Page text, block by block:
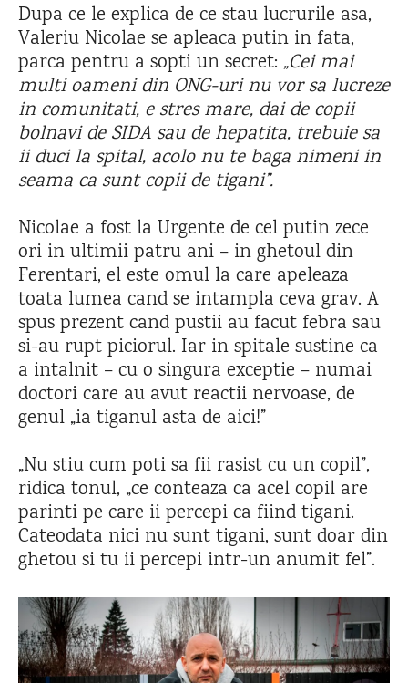
Dupa ce le explica de ce stau lucrurile asa,
Valeriu Nicolae se apleaca putin in fata,
parca pentru a sopti un secret: „Cei mai
multi oameni din ONG-uri nu vor sa lucreze
in comunitati, e stres mare, dai de copii
bolnavi de SIDA sau de hepatita, trebuie sa
ii duci la spital, acolo nu te baga nimeni in
seama ca sunt copii de tigani”.
Nicolae a fost la Urgente de cel putin zece
ori in ultimii patru ani – in ghetoul din
Ferentari, el este omul la care apeleaza
toata lumea cand se intampla ceva grav. A
spus prezent cand pustii au facut febra sau
si-au rupt piciorul. Iar in spitale sustine ca
a intalnit – cu o singura exceptie – numai
doctori care au avut reactii nervoase, de
genul „ia tiganul asta de aici!”
„Nu stiu cum poti sa fii rasist cu un copil”,
ridica tonul, „ce conteaza ca acel copil are
parinti pe care ii percepi ca fiind tigani.
Cateodata nici nu sunt tigani, sunt doar din
ghetou si tu ii percepi intr-un anumit fel”.